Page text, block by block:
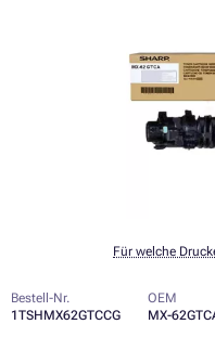
Für welche
Bestell-Nr.
1TSHMX62GTCCG
OEM
MX-